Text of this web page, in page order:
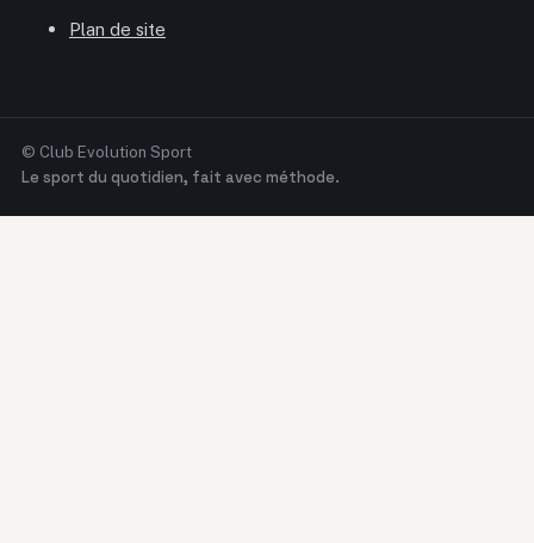
Plan de site
© Club Evolution Sport
Le sport du quotidien, fait avec méthode.